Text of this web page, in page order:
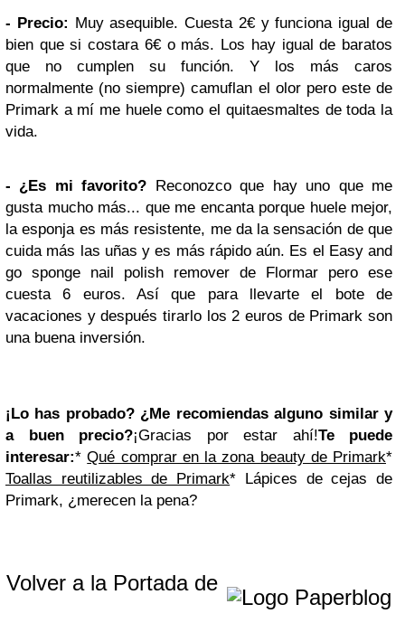
- Precio: Muy asequible. Cuesta 2€ y funciona igual de
bien que si costara 6€ o más. Los hay igual de baratos
que no cumplen su función. Y los más caros
normalmente (no siempre) camuflan el olor pero este de
Primark a mí me huele como el quitaesmaltes de toda la
vida.
- ¿Es mi favorito? Reconozco que hay uno que me
gusta mucho más... que me encanta porque huele mejor,
la esponja es más resistente, me da la sensación de que
cuida más las uñas y es más rápido aún. Es el Easy and
go sponge nail polish remover de Flormar pero ese
cuesta 6 euros. Así que para llevarte el bote de
vacaciones y después tirarlo los 2 euros de Primark son
una buena inversión.
¡Lo has probado? ¿Me recomiendas alguno similar y
a buen precio?¡Gracias por estar ahí!Te puede
interesar:*Qué comprar en la zona beauty de Primark*
Toallas reutilizables de Primark* Lápices de cejas de
Primark, ¿merecen la pena?
Volver a la Portada de